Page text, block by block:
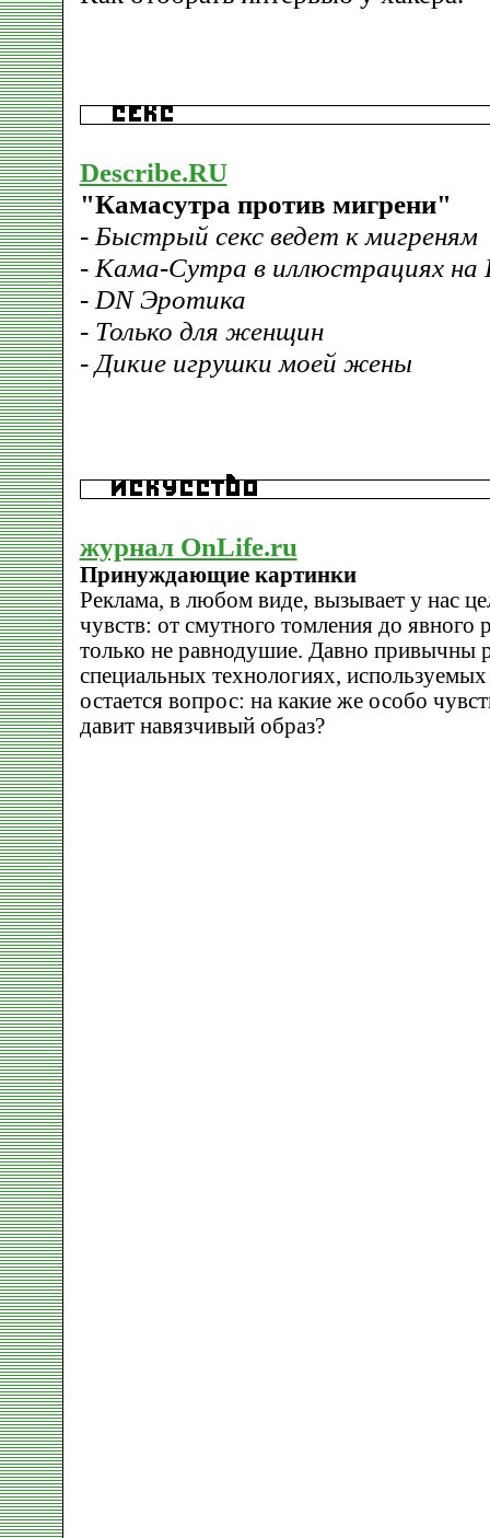
Describe.RU
"Камасутра против мигрени"
- Быстрый секс ведет к мигреням
- Кама-Сутра в иллюстрациях на
- DN Эротика
- Только для женщин
- Дикие игрушки моей жены
журнал OnLife.ru
Принуждающие картинки
Реклама, в любом виде, вызывает у нас
чувств: от смутного томления до явного
только не равнодушие. Давно привычны
специальных технологиях,
остается вопрос: на какие же особо
давит навязчивый образ?